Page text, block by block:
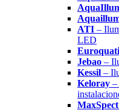
ATI –
LED
Jebao –
Kessil –
Keloray –
MaxSpect